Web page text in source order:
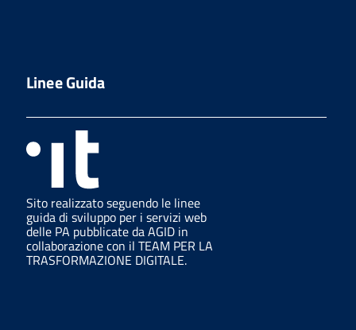
Linee Guida
Sito realizzato seguendo le linee
guida di sviluppo per i servizi web
delle PA pubblicate da AGID in
collaborazione con il TEAM PER LA
TRASFORMAZIONE DIGITALE.